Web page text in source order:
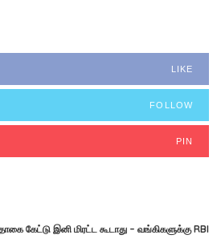
LIKE
FOLLOW
PIN
கேட்டு இனி மிரட்ட கூடாது – வங்கிகளுக்கு RBI